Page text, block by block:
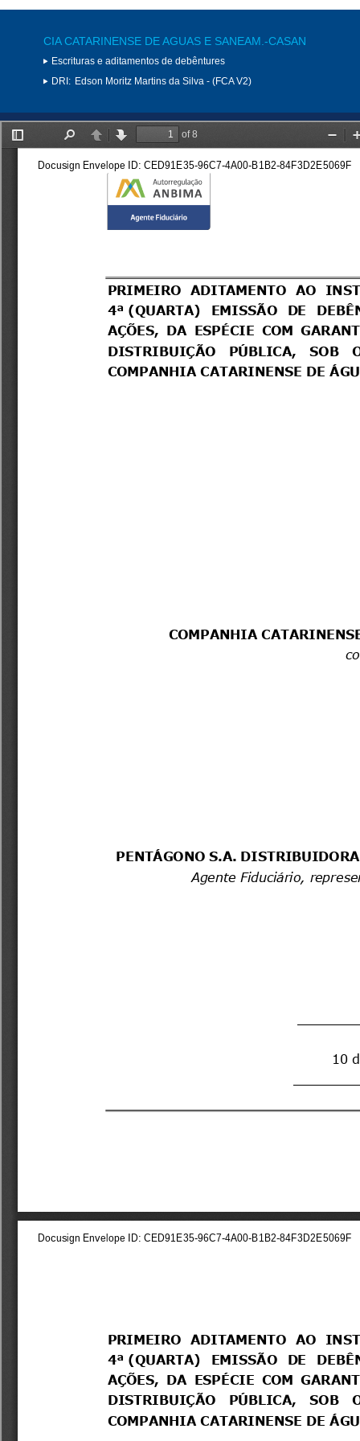
CIA CATARINENSE DE AGUAS E SANEAM.-CASAN
Escrituras e aditamentos de debêntures
DRI: Edson Moritz Martins da Silva - (FCA V2)